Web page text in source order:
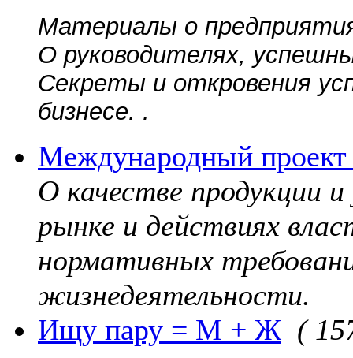
Материалы о
О руководителях,
Секреты и откровения
бизнесе. .
Международный
О качестве продукции
рынке и действиях
нормативных
жизнедеятельности.
Ищу пару = М + Ж (